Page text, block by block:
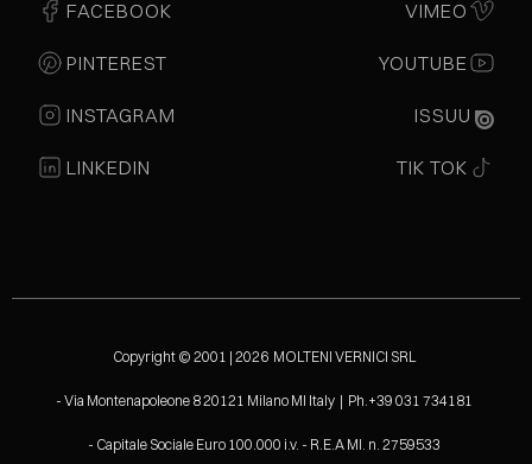
FACEBOOK
PINTEREST
INSTAGRAM
LINKEDIN
VIMEO
YOUTUBE
ISSUU
TIK TOK
Copyright © 2001 | 2026 MOLTENI VERNICI SRL
- Via Montenapoleone 8 20121 Milano MI Italy | Ph.+39 031 734181
- Capitale Sociale Euro 100.000 i.v. - R.E.A MI. n. 2759533